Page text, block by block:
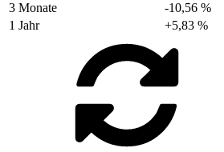
3 Monate
-10,56 %
1 Jahr
+5,83 %